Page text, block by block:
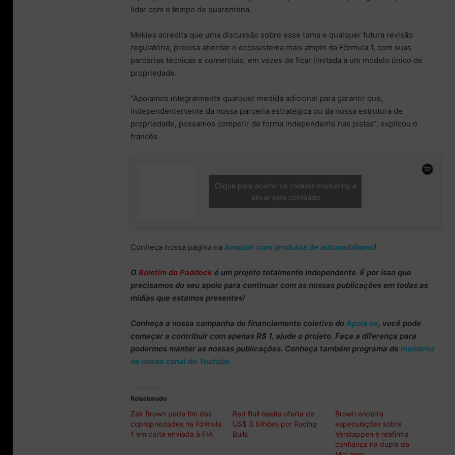
lidar com o tempo de quarentena.
Mekies acredita que uma discussão sobre esse tema e qualquer futura revisão
regulatória, precisa abordar o ecossistema mais amplo da Fórmula 1, com suas
parcerias técnicas e comerciais, em vezes de ficar limitada a um modelo único de
propriedade.
“Apoiamos integralmente qualquer medida adicional para garantir que,
independentemente da nossa parceria estratégica ou da nossa estrutura de
propriedade, possamos competir de forma independente nas pistas”, explicou o
francês.
Clique para aceitar os cookies marketing e
ativar este conteúdo
Conheça nossa página na Amazon com produtos de automobilismo!
O Boletim do Paddock é um projeto totalmente independente. É por isso que
precisamos do seu apoio para continuar com as nossas publicações em todas as
mídias que estamos presentes!
Conheça a nossa campanha de financiamento coletivo do Apoia.se, você pode
começar a contribuir com apenas R$ 1, ajude o projeto. Faça a diferença para
podermos manter as nossas publicações. Conheça também programa de membros
no nosso canal do Youtube.
Relacionado
Zak Brown pede fim das
copropriedades na Fórmula
1 em carta enviada à FIA
Red Bull rejeita oferta de
US$ 3 bilhões por Racing
Bulls
Brown encerra
especulações sobre
Verstappen e reafirma
confiança na dupla da